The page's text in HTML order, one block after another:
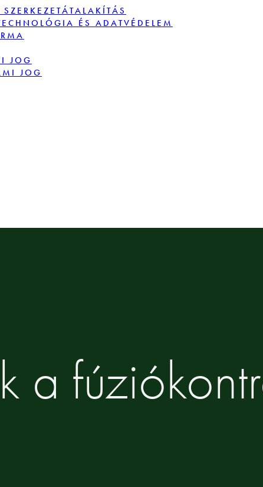
ÉS ADATVÉDELEM
JOG
JOG
a